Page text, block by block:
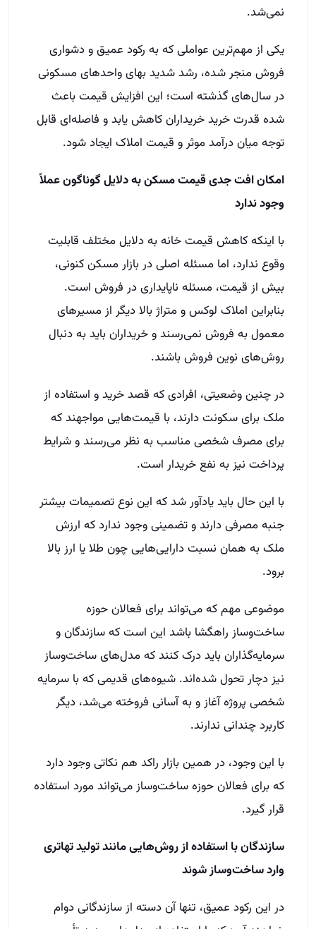
نمی‌شد.
یکی از مهم‌ترین عواملی که به رکود عمیق و دشواری
فروش منجر شده، رشد شدید بهای واحدهای مسکونی
در سال‌های گذشته است؛ این افزایش قیمت باعث
شده قدرت خرید خریداران کاهش یابد و فاصله‌ای قابل
توجه میان درآمد موثر و قیمت املاک ایجاد شود.
امکان افت جدی قیمت مسکن به دلایل گوناگون عملاً
وجود ندارد
با اینکه کاهش قیمت خانه به دلایل مختلف قابلیت
وقوع ندارد، اما مسئله اصلی در بازار مسکن کنونی،
بیش از قیمت، مسئله ناپایداری در فروش است.
بنابراین املاک لوکس و متراژ بالا دیگر از مسیرهای
معمول به فروش نمی‌رسند و خریداران باید به دنبال
روش‌های نوین فروش باشند.
در چنین وضعیتی، افرادی که قصد خرید و استفاده از
ملک برای سکونت دارند، با قیمت‌هایی مواجهند که
برای مصرف شخصی مناسب به نظر می‌رسند و شرایط
پرداخت نیز به نفع خریدار است.
با این حال باید یادآور شد که این نوع تصمیمات بیشتر
جنبه مصرفی دارند و تضمینی وجود ندارد که ارزش
ملک به همان نسبت دارایی‌هایی چون طلا یا ارز بالا
برود.
موضوعی مهم که می‌تواند برای فعالان حوزه
ساخت‌وساز راهگشا باشد این است که سازندگان و
سرمایه‌گذاران باید درک کنند که مدل‌های ساخت‌وساز
نیز دچار تحول شده‌اند. شیوه‌های قدیمی که با سرمایه
شخصی پروژه آغاز و به آسانی فروخته می‌شد، دیگر
کاربرد چندانی ندارند.
با این وجود، در همین بازار راکد هم نکاتی وجود دارد
که برای فعالان حوزه ساخت‌وساز می‌تواند مورد استفاده
قرار گیرد.
سازندگان با استفاده از روش‌هایی مانند تولید تهاتری
وارد ساخت‌وساز شوند
در این رکود عمیق، تنها آن دسته از سازندگانی دوام